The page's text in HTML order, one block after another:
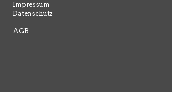
Impressum
Datenschutz
AGB